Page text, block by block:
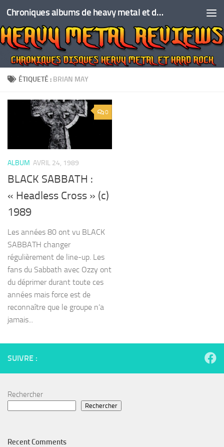
Skip to content Chroniques albums de heavy metal et de hard rock
ÉTIQUETÉ : BRIAN MAY
0
ALBUM AVRIL 24, 1989
BLACK SABBATH :
« Headless Cross » (c)
1989
Les années 80 ont vu BLACK
SABBATH changer
régulièrement de line-up. Les
fans du Sabbath avec Ozzy ont
du déprimer durant toute ces
années mais force est de
reconnaître que le groupe n’a
jamais...
SUIVRE :
Rechercher
Rechercher
Recent Comments